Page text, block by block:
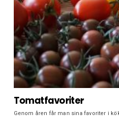
Tomatfavoriter
Genom åren får man sina favoriter i